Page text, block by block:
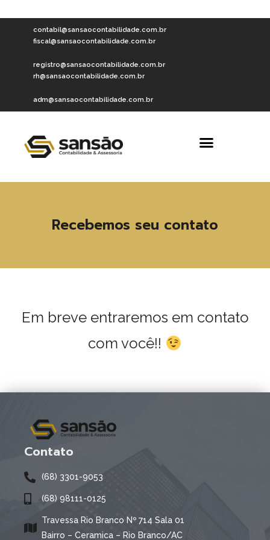
contabil@sansaocontabilidade.com.br
fiscal@sansaocontabilidade.com.br
registro@sansaocontabilidade.com.br
rh@sansaocontabilidade.com.br
adm@sansaocontabilidade.com.br
Recebemos seu contato
Em breve entraremos em contato
com você!!
Contato
(68) 3301-9053
(68) 98111-0125
Travessa Rio Branco Nº 714 Sala 01
Bairro – Ceramica – Rio Branco/AC